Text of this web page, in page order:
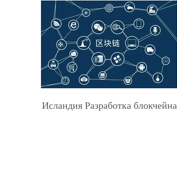
Исландия Разработка блокчейна